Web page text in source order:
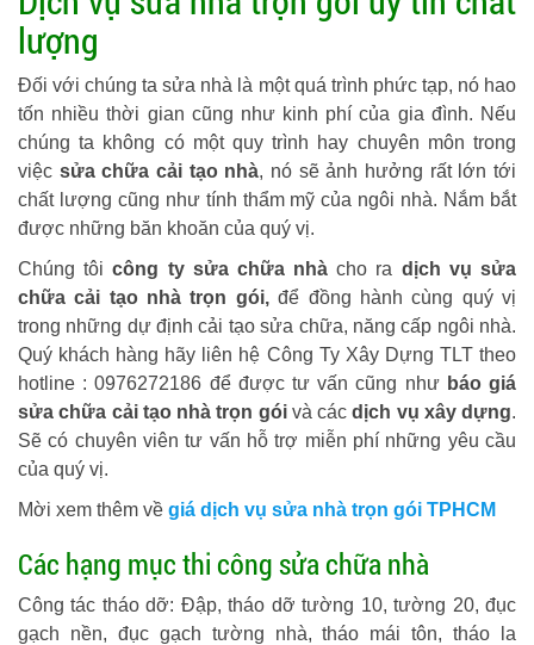
lượng
Đối với chúng ta sửa nhà là một quá trình phức tạp, nó hao
tốn nhiều thời gian cũng như kinh phí của gia đình. Nếu
chúng ta không có một quy trình hay chuyên môn trong
việc sửa chữa cải tạo nhà, nó sẽ ảnh hưởng rất lớn tới
chất lượng cũng như tính thẩm mỹ của ngôi nhà. Nắm bắt
được những băn khoăn của quý vị.
Chúng tôicông ty sửa chữa nhà cho ra dịch vụ sửa
chữa cải tạo nhà trọn gói,để đồng hành cùng quý vị
trong những dự định cải tạo sửa chữa, năng cấp ngôi nhà.
Quý khách hàng hãy liên hệ Công Ty Xây Dựng TLT theo
hotline : 0976272186 để được tư vấn cũng như báo giá
sửa chữa cải tạo nhà trọn góivà cácdịch vụ xây dựng.
Sẽ có chuyên viên tư vấn hỗ trợ miễn phí những yêu cầu
của quý vị.
Mời xem thêm về giá dịch vụ sửa nhà trọn gói TPHCM
Các hạng mục thi công sửa chữa nhà
Công tác tháo dỡ: Đập, tháo dỡ tường 10, tường 20, đục
gạch nền, đục gạch tường nhà, tháo mái tôn, tháo la